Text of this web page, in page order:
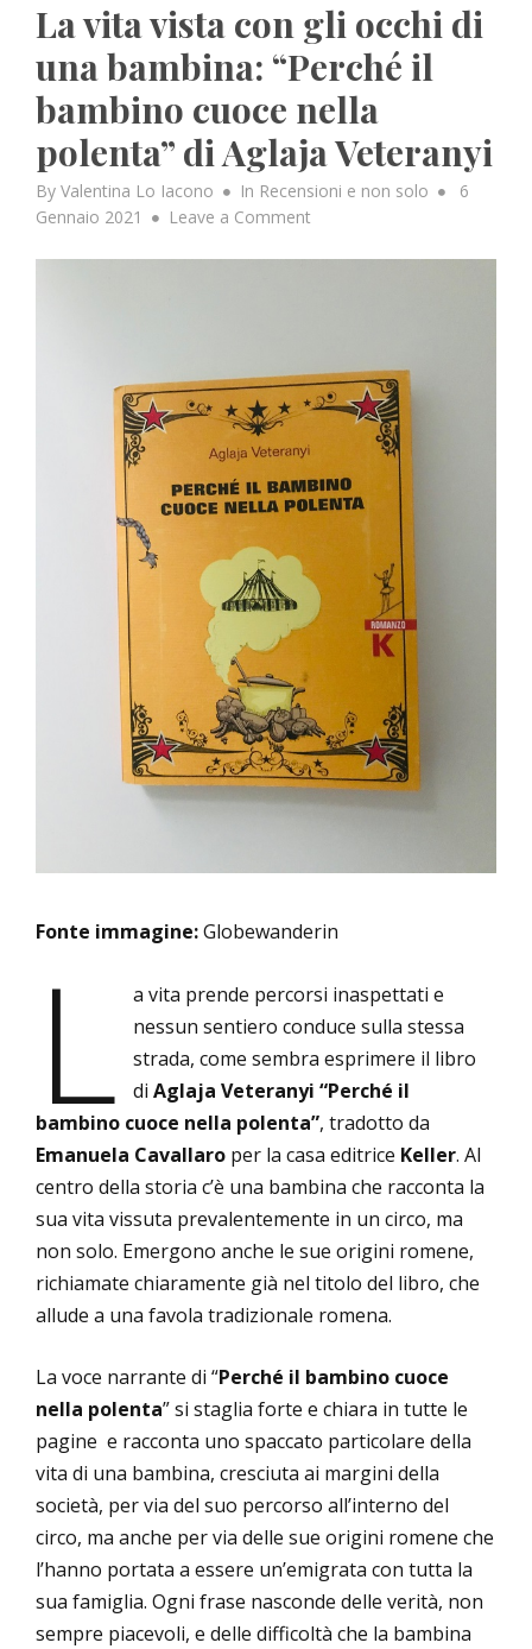
La vita vista con gli occhi di
una bambina: “Perché il
bambino cuoce nella
polenta” di Aglaja Veteranyi
By Valentina Lo Iacono In Recensioni e non solo
Posted
6
Gennaio 2021
Leave a Comment
occhi
di
“Perché
il
bambino
nella
polenta”
Fonte immagine:Globewanderin
L
a vita prende percorsi inaspettati e
nessun sentiero conduce sulla stessa
strada, come sembra esprimere il libro
diAglaja Veteranyi “Perché il
bambino cuoce nella polenta”, tradotto da
Emanuela Cavallaro per la casa editrice Keller. Al
centro della storia c’è una bambina che racconta la
sua vita vissuta prevalentemente in un circo, ma
non solo. Emergono anche le sue origini romene,
richiamate chiaramente già nel titolo del libro, che
allude a una favola tradizionale romena.
La voce narrante di “Perché il bambino cuoce
nella polenta” si staglia forte e chiara in tutte le
pagine e racconta uno spaccato particolare della
vita di una bambina, cresciuta ai margini della
società, per via del suo percorso all’interno del
circo, ma anche per via delle sue origini romene che
l’hanno portata a essere un’emigrata con tutta la
sua famiglia. Ogni frase nasconde delle verità, non
sempre piacevoli, e delle difficoltà che la bambina